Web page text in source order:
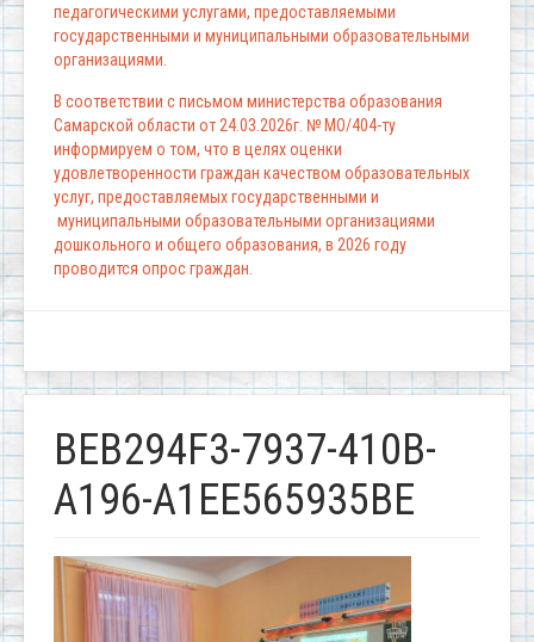
педагогическими услугами, предоставляемыми
государственными и муниципальными образовательными
организациями.
В соответствии с письмом министерства образования
Самарской области от 24.03.2026г. № МО/404-ту
информируем о том, что в целях оценки
удовлетворенности граждан качеством образовательных
услуг, предоставляемых государственными и
муниципальными образовательными организациями
дошкольного и общего образования, в 2026 году
проводится опрос граждан.
BEB294F3-7937-410B-
A196-A1EE565935BE